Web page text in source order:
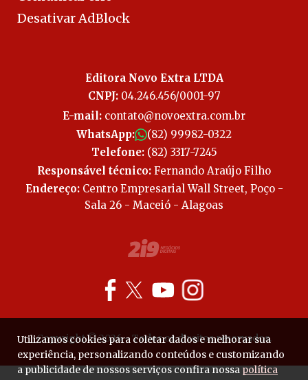
Desativar AdBlock
Editora Novo Extra LTDA
CNPJ:04.246.456/0001-97
E-mail: contato@novoextra.com.br
WhatsApp:
(82) 99982-0322
Telefone:(82) 3317-7245
Responsável técnico: Fernando Araújo Filho
Endereço:Centro Empresarial Wall Street, Poço -
Sala 26 - Maceió - Alagoas
Copyright © 2026 - Todos os direitos reservados.
Utilizamos cookies para coletar dados e melhorar sua
experiência, personalizando conteúdos e customizando
a publicidade de nossos serviços confira nossapolítica